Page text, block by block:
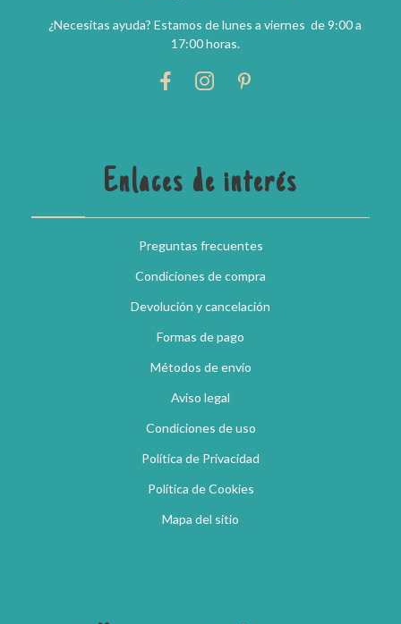
¿Necesitas ayuda? Estamos de lunes a viernes de 9:00 a
17:00 horas.
Enlaces de interés
Preguntas frecuentes
Condiciones de compra
Devolución y cancelación
Formas de pago
Métodos de envío
Aviso legal
Condiciones de uso
Política de Privacidad
Política de Cookies
Mapa del sitio